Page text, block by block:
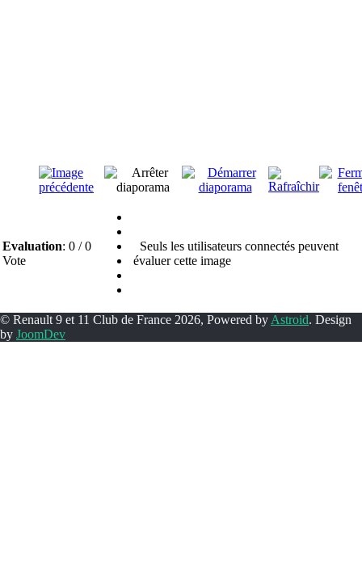
Evaluation: 0 / 0
Vote
Seuls les utilisateurs connectés peuvent
évaluer cette image
© Renault 9 et 11 Club de France 2026, Powered by Astroid. Design
by JoomDev